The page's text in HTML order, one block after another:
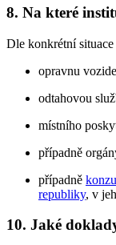
8. Na které
Dle konkrétní
opravnu
odtahovou
místního
případně
případně
republiky, v
10. Jaké